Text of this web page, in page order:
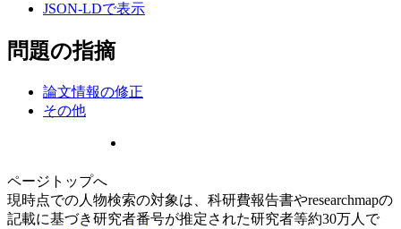
JSON-LDで表示
問題の指摘
論文情報の修正
その他
ページトップへ
現時点での人物検索の対象は、科研費報告書やresearchmapの
記載に基づき研究者番号が推定された研究者等約30万人で